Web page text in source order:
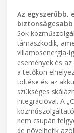
Az egyszerűbb,
Sok
támaszkodik,
villamosenergia-
események és
a tetőkön
töltése és az
szükséges
integrációval. A
nem csupán
de növelhetik